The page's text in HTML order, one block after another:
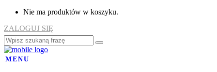
Nie ma produktów w koszyku.
ZALOGUJ SIĘ
MENU